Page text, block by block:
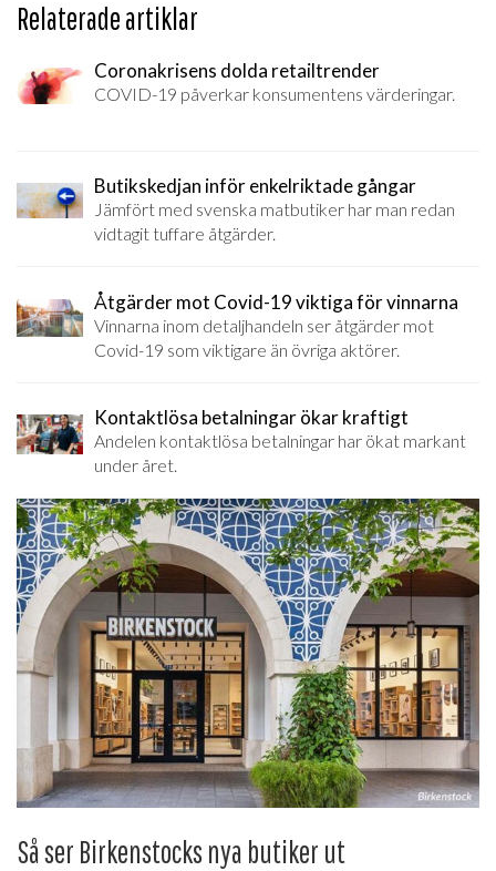
Relaterade artiklar
Coronakrisens dolda retailtrender
COVID-19 påverkar konsumentens värderingar.
Butikskedjan inför enkelriktade gångar
Jämfört med svenska matbutiker har man redan
vidtagit tuffare åtgärder.
Åtgärder mot Covid-19 viktiga för vinnarna
Vinnarna inom detaljhandeln ser åtgärder mot
Covid-19 som viktigare än övriga aktörer.
Kontaktlösa betalningar ökar kraftigt
Andelen kontaktlösa betalningar har ökat markant
under året.
Så ser Birkenstocks nya butiker ut